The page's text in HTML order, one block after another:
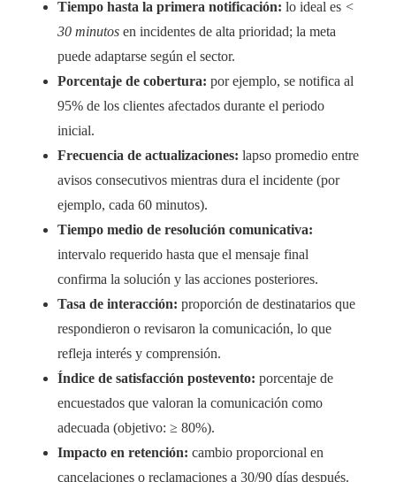
Tiempo hasta la primera notificación: lo ideal es <
30 minutos en incidentes de alta prioridad; la meta
puede adaptarse según el sector.
Porcentaje de cobertura: por ejemplo, se notifica al
95% de los clientes afectados durante el periodo
inicial.
Frecuencia de actualizaciones: lapso promedio entre
avisos consecutivos mientras dura el incidente (por
ejemplo, cada 60 minutos).
Tiempo medio de resolución comunicativa:
intervalo requerido hasta que el mensaje final
confirma la solución y las acciones posteriores.
Tasa de interacción: proporción de destinatarios que
respondieron o revisaron la comunicación, lo que
refleja interés y comprensión.
Índice de satisfacción postevento: porcentaje de
encuestados que valoran la comunicación como
adecuada (objetivo: ≥ 80%).
Impacto en retención: cambio proporcional en
cancelaciones o reclamaciones a 30/90 días después.